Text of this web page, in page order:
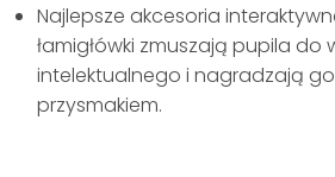
Najlepsze akcesoria
łamigłówki zmuszają pupila do
intelektualnego i nagradzają
przysmakiem.